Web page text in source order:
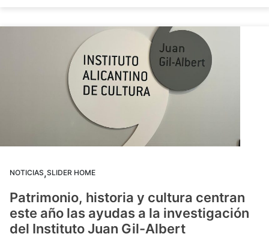
NOTICIAS,SLIDER HOME
Patrimonio, historia y cultura centran
este año las ayudas a la investigación
del Instituto Juan Gil-Albert